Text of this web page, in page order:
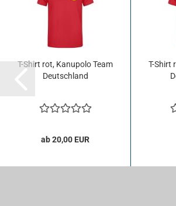
T-​Shirt rot, Ka­nu­po­lo Team
Deutsch­land
ab 20,00 EUR
T-​Shirt